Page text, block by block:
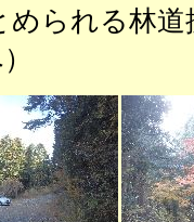
められる林
） （剣